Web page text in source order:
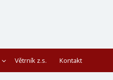
Větrník z.s. Kontakt